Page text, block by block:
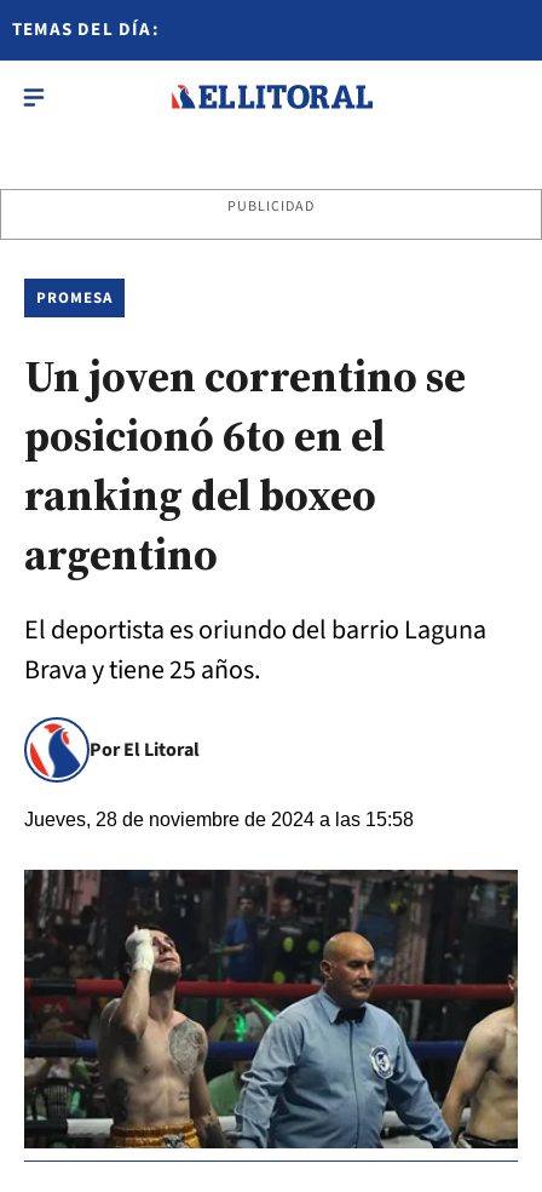
TEMAS DEL DÍA:
PUBLICIDAD
PROMESA
Un joven correntino se
posicionó 6to en el
ranking del boxeo
argentino
El deportista es oriundo del barrio Laguna
Brava y tiene 25 años.
Por El Litoral
Jueves, 28 de noviembre de 2024 a las 15:58